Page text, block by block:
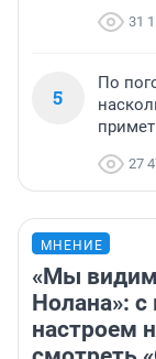
31
5
По
27
МНЕНИЕ
«Мы
Нолана»: с
настроем